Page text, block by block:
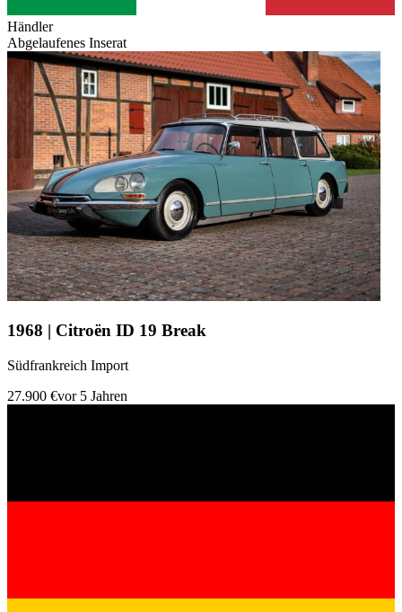
Händler
Abgelaufenes Inserat
1968 | Citroën ID 19 Break
Südfrankreich Import
27.900 €vor 5 Jahren